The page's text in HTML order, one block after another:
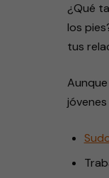
¿Qué
los
tus